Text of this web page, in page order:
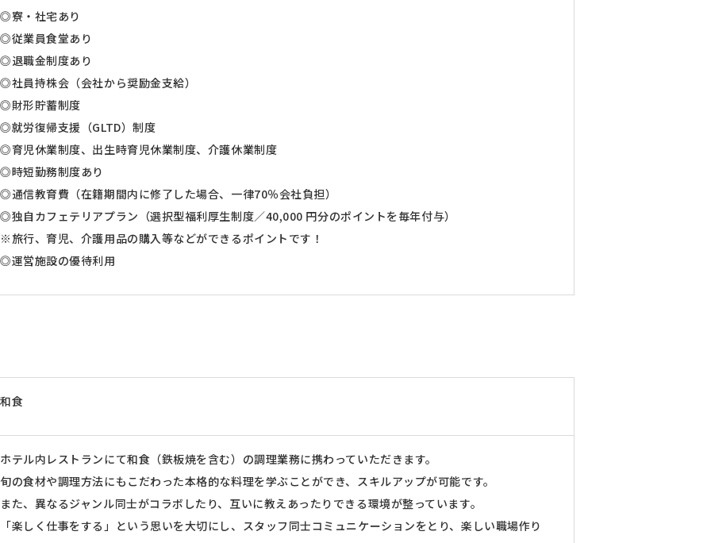
◎寮・社宅あり
◎従業員食堂あり
◎退職金制度あり
◎社員持株会（会社から奨励金支給）
◎財形貯蓄制度
◎就労復帰支援（GLTD）制度
◎育児休業制度、出生時育児休業制度、介護休業制度
◎時短勤務制度あり
◎通信教育費（在籍期間内に修了した場合、一律70％会社負担）
◎独自カフェテリアプラン（選択型福利厚生制度／40,000 円分のポイントを毎年付与）
※旅行、育児、介護用品の購入等などができるポイントです！
◎運営施設の優待利用
和食
ホテル内レストランにて和食（鉄板焼を含む）の調理業務に携わっていただきます。
旬の食材や調理方法にもこだわった本格的な料理を学ぶことができ、スキルアップが可能です。
また、異なるジャンル同士がコラボしたり、互いに教えあったりできる環境が整っています。
「楽しく仕事をする」という思いを大切にし、スタッフ同士コミュニケーションをとり、楽しい職場作り